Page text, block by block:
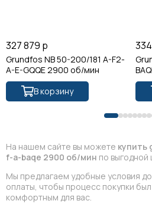
327 879 р
Grundfos NB 50-200/181 A-F2-
A-E-GQQE 2900 об/мин
В корзину
На нашем сайте вы можете купить
f-a-baqe 2900 об/мин по выгодной
Мы предлагаем удобные условия
оплаты, чтобы процесс покупки
комфортным для вас.